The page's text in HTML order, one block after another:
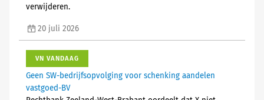
verwijderen.
20 juli 2026
VN VANDAAG
Geen SW-bedrijfsopvolging voor schenking aandelen
vastgoed-BV